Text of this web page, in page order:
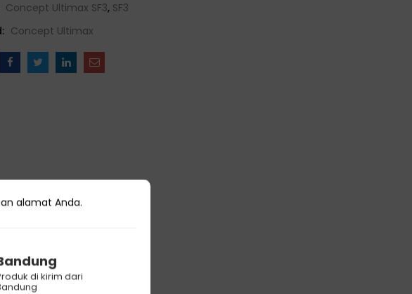
Concept Ultimax SF3, SF3
Concept Ultimax
sehat.
rambut agar tetap sehat.
alamat Anda.
di kirim dari